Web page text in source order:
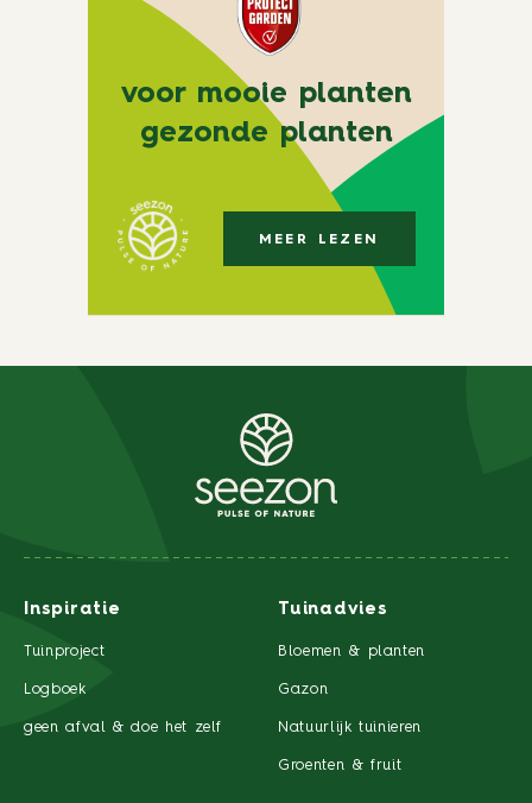
voor mooie planten
gezonde planten
MEER LEZEN
Inspiratie
Tuinproject
Logboek
geen afval & doe het zelf
Tuinadvies
Bloemen & planten
Gazon
Natuurlijk tuinieren
Groenten & fruit